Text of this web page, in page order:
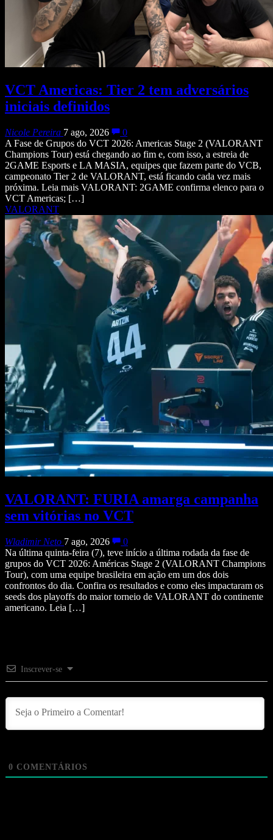
VCT Americas: Tier 2 tem adversários
iniciais definidos
Nicole Pereira 7 ago, 2026
0
A Fase de Grupos do VCT 2026: Americas Stage 2 (VALORANT
Champions Tour) está chegando ao fim e, com isso, a estreia de
2GAME Esports e LA MASIA, equipes que fazem parte do VCB,
campeonato Tier 2 de VALORANT, está ficando cada vez mais
próxima. Leia mais VALORANT: 2GAME confirma elenco para o
VCT Americas; […]
VALORANT
VALORANT: FURIA amarga campanha
sem vitórias no VCT
Wladimir Neto 7 ago, 2026
0
Na última quinta-feira (7), teve início a última rodada da fase de
grupos do VCT 2026: Américas Stage 2 (VALORANT Champions
Tour), com uma equipe brasileira em ação em um dos dois
confrontos do dia. Confira os resultados e como eles impactaram os
seeds dos playoffs do maior torneio de VALORANT do continente
americano. Leia […]
Inscrever-se
0 COMENTÁRIOS